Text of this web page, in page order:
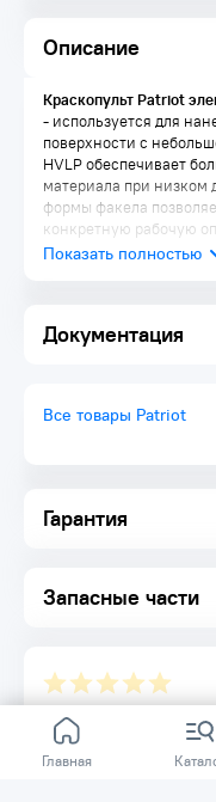
Главная
Описание
Документация
Гарантия
Запасные части
Краскопульт Patriot
- используется для
поверхности с
HVLP обеспечивает
материала при низком
формы факела
конкретную рабочую
Вертикальная и
Компактная
Краскопульт
Стакан для
Все товары Patriot
Отзывов ещё нет.
Расскажите о товаре,